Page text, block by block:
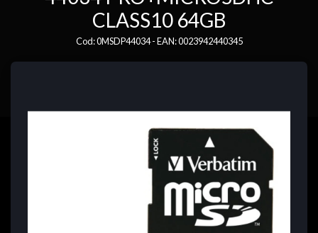
CLASS10 64GB
Cod: 0MSDP44034 - EAN: 0023942440345